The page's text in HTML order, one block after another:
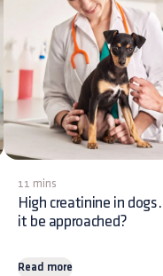
11 mins
High creatinine in
it be approached?
Read more